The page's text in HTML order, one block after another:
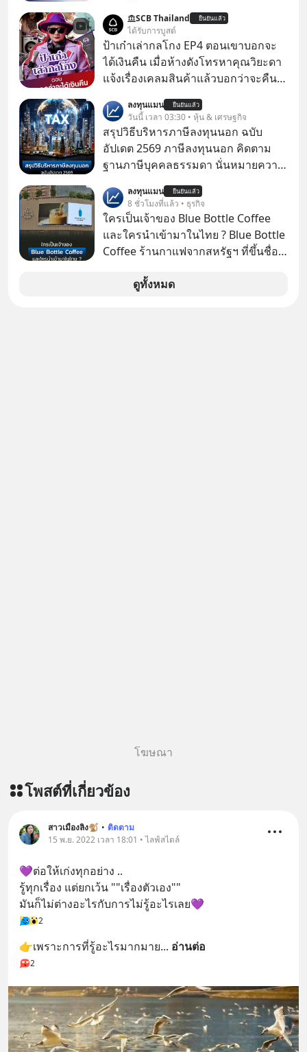
SCB Thailand ยืนยันแล้ว
ได้รับการบูสต์
ป้าเก๋าเล่ากลโกง EP4 ตอนเขาบอกจะ
ได้เงินคืน เมื่อห้างดังโทรหาคุณวิยะดา
แจ้งเรื่องเคลมสินค้าแล้วบอกว่าจะคืน
เรื่องจ้อจี้ หาคำตอบได้ที่ “ป้าเก๋าเล่ากล
โกง” EP4 ตอน “เขาบอกว่าจะได้เงิน
คืน” #ป้าเก๋าเล่ากลโกง #แก้เกมกลโกง
#อยู่อย่างยั่งยืน #Cybersecurity #เตือน
ภัยออนไลน์
ลงทุนแมน ยืนยันแล้ว
วันนี้ เวลา 03:30 • หุ้น & เศรษฐกิจ
สรุปวิธีบริหารภาษีลงทุนนอก ฉบับ
อัปเดต 2569 ภาษีลงทุนนอก คิดตาม
ฐานภาษีบุคคลธรรมดา นั่นหมายความ
ลงทุนแมน ยืนยันแล้ว
8 ชั่วโมงที่แล้ว • ธุรกิจ
ใครเป็นเจ้าของ Blue Bottle Coffee
และใครนำเข้ามาในไทย ? Blue Bottle
Coffee ร้านกาแฟจากสหรัฐฯ ที่ขึ้นชื่อ
แรกในประเทศไทย ที่ Central Park
ดูทั้งหมด
โฆษณา
โพสต์ที่เกี่ยวข้อง
สาวเมืองลิง🐒 • ติดตาม
15 พ.ย. 2022 เวลา 18:01 • ไลฟ์สไตล์
💜ต่อให้เก่งทุกอย่าง ..
รู้ทุกเรื่อง แต่ยกเว้น ""เรื่องตัวเอง""
มันก็ไม่ต่างอะไรกับการไม่รู้อะไรเลย💜
2
👉เพราะการที่รู้อะไรมากมาย... อ่านต่อ
2